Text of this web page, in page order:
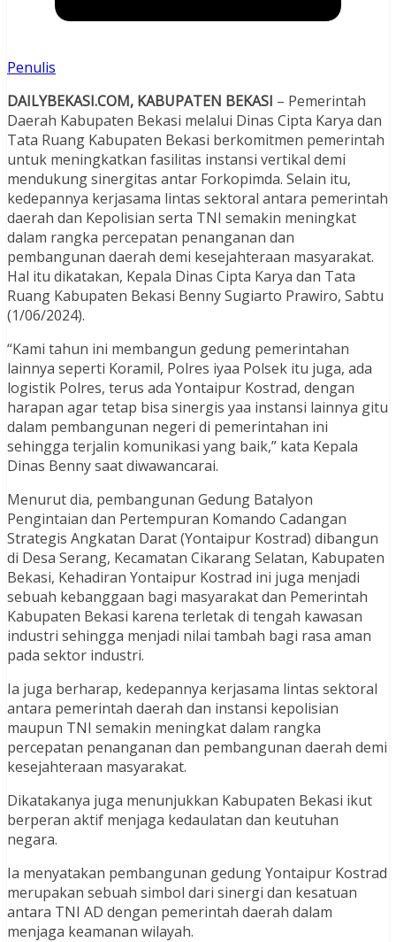
Penulis
DAILYBEKASI.COM, KABUPATEN BEKASI – Pemerintah
Daerah Kabupaten Bekasi melalui Dinas Cipta Karya dan
Tata Ruang Kabupaten Bekasi berkomitmen pemerintah
untuk meningkatkan fasilitas instansi vertikal demi
mendukung sinergitas antar Forkopimda. Selain itu,
kedepannya kerjasama lintas sektoral antara pemerintah
daerah dan Kepolisian serta TNI semakin meningkat
dalam rangka percepatan penanganan dan
pembangunan daerah demi kesejahteraan masyarakat.
Hal itu dikatakan, Kepala Dinas Cipta Karya dan Tata
Ruang Kabupaten Bekasi Benny Sugiarto Prawiro, Sabtu
(1/06/2024).
“Kami tahun ini membangun gedung pemerintahan
lainnya seperti Koramil, Polres iyaa Polsek itu juga, ada
logistik Polres, terus ada Yontaipur Kostrad, dengan
harapan agar tetap bisa sinergis yaa instansi lainnya gitu
dalam pembangunan negeri di pemerintahan ini
sehingga terjalin komunikasi yang baik,” kata Kepala
Dinas Benny saat diwawancarai.
Menurut dia, pembangunan Gedung Batalyon
Pengintaian dan Pertempuran Komando Cadangan
Strategis Angkatan Darat (Yontaipur Kostrad) dibangun
di Desa Serang, Kecamatan Cikarang Selatan, Kabupaten
Bekasi, Kehadiran Yontaipur Kostrad ini juga menjadi
sebuah kebanggaan bagi masyarakat dan Pemerintah
Kabupaten Bekasi karena terletak di tengah kawasan
industri sehingga menjadi nilai tambah bagi rasa aman
pada sektor industri.
Ia juga berharap, kedepannya kerjasama lintas sektoral
antara pemerintah daerah dan instansi kepolisian
maupun TNI semakin meningkat dalam rangka
percepatan penanganan dan pembangunan daerah demi
kesejahteraan masyarakat.
Dikatakanya juga menunjukkan Kabupaten Bekasi ikut
berperan aktif menjaga kedaulatan dan keutuhan
negara.
Ia menyatakan pembangunan gedung Yontaipur Kostrad
merupakan sebuah simbol dari sinergi dan kesatuan
antara TNI AD dengan pemerintah daerah dalam
menjaga keamanan wilayah.